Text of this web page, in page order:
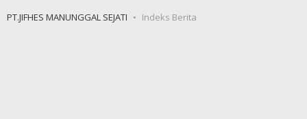
PT.JIFHES MANUNGGAL SEJATI Indeks Berita